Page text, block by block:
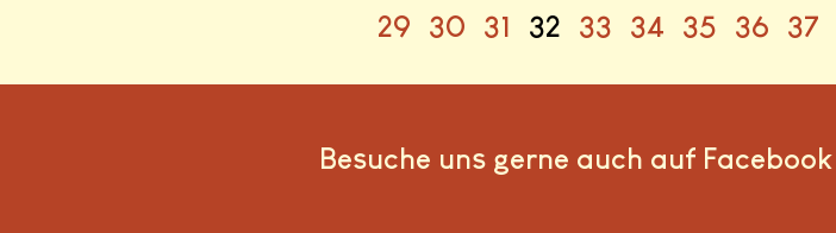
29
30 31 32 33 34 35 36 37
Besuche uns gerne auch auf Facebook